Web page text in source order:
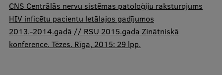
CNS Centrālās nervu sistēmas patoloģiju raksturojums
HIV inficētu pacientu letālajos gadījumos
2013.-2014.gadā // RSU 2015.gada Zinātniskā
konference. Tēzes. Rīga, 2015: 29 lpp.